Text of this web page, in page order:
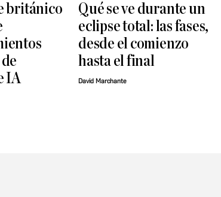
británico
IA
Qué se ve durante un
eclipse total: las fases,
desde el comienzo
hasta el final
David Marchante